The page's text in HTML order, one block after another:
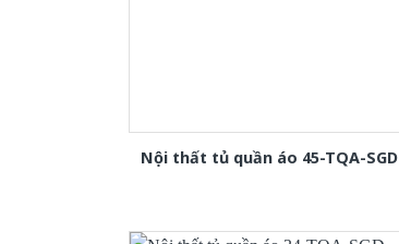
Nội thất tủ quần áo 45-TQA-SGD